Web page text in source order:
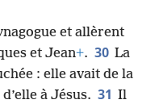
et allèrent
et Jean+. 30 La
: elle avait de la
à Jésus. 31 Il